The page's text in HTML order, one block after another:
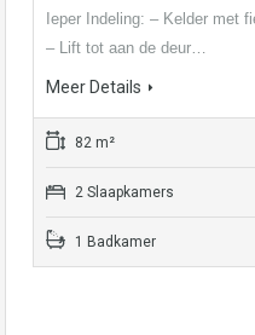
Ieper Indeling: – Kelder met
– Lift tot aan de deur…
Meer Details
82 m²
2 Slaapkamers
1 Badkamer